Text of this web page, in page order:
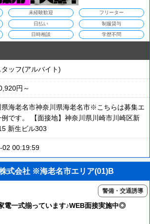
未経験歓迎 フリーター
日払い 制服貸与
日時相談 学歴不問
ッフ(アルバイト)
円～
海老名市神奈川県海老名市※こちらは募集エ
例です。 【面接地】神奈川県川崎市川崎区新
新生ビル303
02 00:19:59
式会社 ※海老名市エリア(01)B
警備・交通誘導
電一式揃っています♪WEB面接実施中◎